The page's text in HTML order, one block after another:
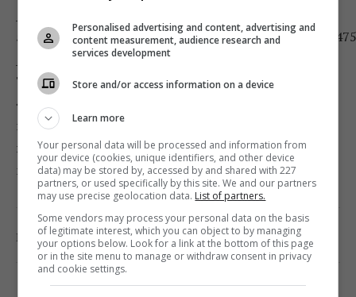
5D408428.jpg,http://images.telekritika.ua/
_ 5D408445.jpg
Также певица добавила, что, несмотря на то что
«девочка, снимавшаяся для Playboy», – отчасти
клеймо на всю жизнь, она рада, что именно ей
выпала возможность познакомиться с создателем
мира Playboy.
Поделиться: Facebook Twitter 0
Personalised advertising and content, advertising and
content measurement, audience research and
services development
Store and/or access information on a device
Learn more
Your personal data will be processed and information from
your device (cookies, unique identifiers, and other device
data) may be stored by, accessed by and shared with 227
partners, or used specifically by this site. We and our partners
may use precise geolocation data. List of partners.
Some vendors may process your personal data on the basis
of legitimate interest, which you can object to by managing
your options below. Look for a link at the bottom of this page
or in the site menu to manage or withdraw consent in privacy
and cookie settings.